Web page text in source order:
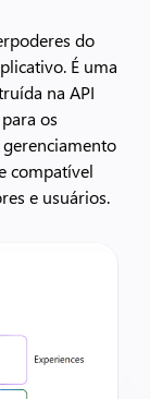
do
É uma
na API
os
compatível
e usuários.